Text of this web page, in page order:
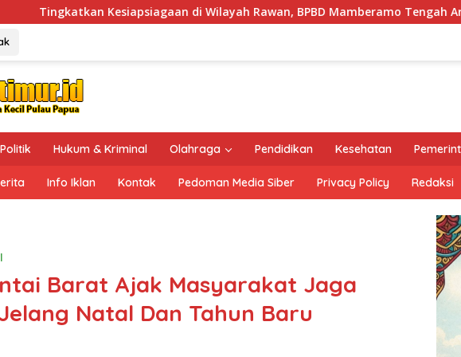
di Wilayah Rawan, BPBD Mamberamo Tengah Arahkan Pembentukan Tim
Politik Hukum & Kriminal Olahraga Pendidikan Kesehatan
Info Iklan Kontak Pedoman Media Siber Privacy Policy Redaksi
Barat Ajak Masyarakat Jaga
Natal Dan Tahun Baru